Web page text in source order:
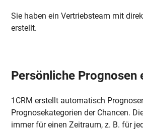
Sie haben ein Vertriebsteam mit
erstellt.
Persönliche Prognosen
1CRM erstellt automatisch
Prognosekategorien der Chancen.
immer für einen Zeitraum, z. B. für